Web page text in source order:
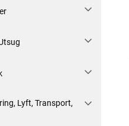
Lyft, Transport,